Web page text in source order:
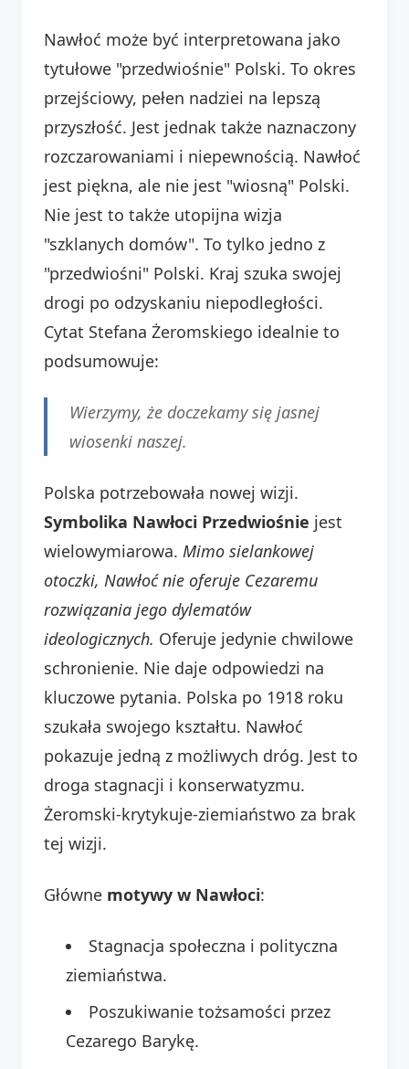
Nawłoć może być interpretowana jako
tytułowe "przedwiośnie" Polski. To okres
przejściowy, pełen nadziei na lepszą
przyszłość. Jest jednak także naznaczony
rozczarowaniami i niepewnością. Nawłoć
jest piękna, ale nie jest "wiosną" Polski.
Nie jest to także utopijna wizja
"szklanych domów". To tylko jedno z
"przedwiośni" Polski. Kraj szuka swojej
drogi po odzyskaniu niepodległości.
Cytat Stefana Żeromskiego idealnie to
podsumowuje:
Wierzymy, że doczekamy się jasnej
wiosenki naszej.
Polska potrzebowała nowej wizji.
Symbolika Nawłoci Przedwiośnie jest
wielowymiarowa. Mimo sielankowej
otoczki, Nawłoć nie oferuje Cezaremu
rozwiązania jego dylematów
ideologicznych. Oferuje jedynie chwilowe
schronienie. Nie daje odpowiedzi na
kluczowe pytania. Polska po 1918 roku
szukała swojego kształtu. Nawłoć
pokazuje jedną z możliwych dróg. Jest to
droga stagnacji i konserwatyzmu.
Żeromski-krytykuje-ziemiaństwo za brak
tej wizji.
Główne motywy w Nawłoci:
Stagnacja społeczna i polityczna
ziemiaństwa.
Poszukiwanie tożsamości przez
Cezarego Barykę.